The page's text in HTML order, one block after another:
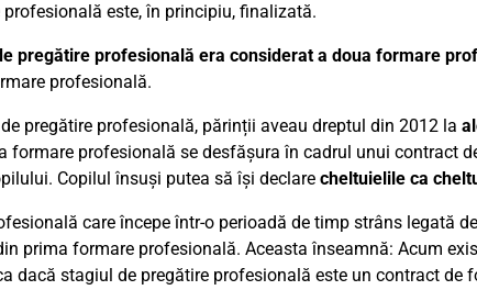
este, în principiu, finalizată.
pregătire profesională era considerat a doua formare
profesională.
pregătire profesională, părinții aveau dreptul din 2012 la
formare profesională se desfășura în cadrul unui contract
Copilul însuși putea să își declare cheltuielile ca
care începe într-o perioadă de timp strâns legată
prima formare profesională. Aceasta înseamnă: Acum
dacă stagiul de pregătire profesională este un contract de